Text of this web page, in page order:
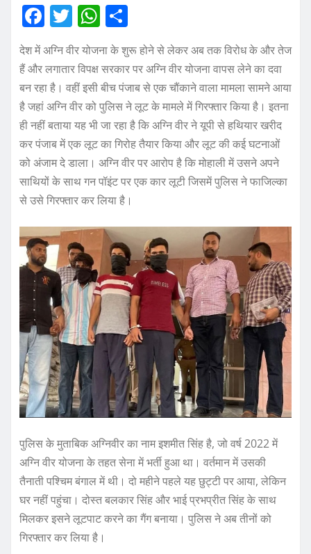
F
a
c
e
b
o
o
k
T
w
it
te
r
W
h
at
s
A
p
p
a
re
देश में अग्नि वीर योजना के शुरू होने से लेकर अब तक विरोध के और तेज
हैं और लगातार विपक्ष सरकार पर अग्नि वीर योजना वापस लेने का दवा
बन रहा है। वहीं इसी बीच पंजाब से एक चौंकाने वाला मामला सामने आया
है जहां अग्नि वीर को पुलिस ने लूट के मामले में गिरफ्तार किया है। इतना
ही नहीं बताया यह भी जा रहा है कि अग्नि वीर ने यूपी से हथियार खरीद
कर पंजाब में एक लूट का गिरोह तैयार किया और लूट की कई घटनाओं
को अंजाम दे डाला। अग्नि वीर पर आरोप है कि मोहाली में उसने अपने
साथियों के साथ गन पॉइंट पर एक कार लूटी जिसमें पुलिस ने फाजिल्का
से उसे गिरफ्तार कर लिया है।
पुलिस के मुताबिक अग्निवीर का नाम इशमीत सिंह है, जो वर्ष 2022 में
अग्नि वीर योजना के तहत सेना में भर्ती हुआ था। वर्तमान में उसकी
तैनाती पश्चिम बंगाल में थी। दो महीने पहले यह छुट्टी पर आया, लेकिन
घर नहीं पहुंचा। दोस्‍त बलकार सिंह और भाई प्रभप्रीत सिंह के साथ
मिलकर इसने लूटपाट करने का गैंग बनाया। पुलिस ने अब तीनों को
गिरफ्तार कर लिया है।